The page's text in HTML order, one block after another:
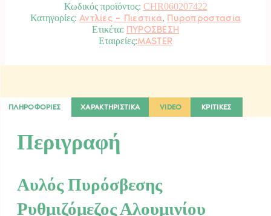
Κωδικός προϊόντος: CHR060207422
Κατηγορίες: Αντλίες – Πιεστικά, Πυροπροστασία
Ετικέτα: ΠΥΡΟΣΒΕΣΗ
MASTER
ΠΛΗΡΟΦΟΡΙΕΣ ΧΑΡΑΚΤΗΡΙΣΤΙΚΑ VIDEO ΚΡΙΤΙΚΕΣ
Περιγραφή
Αυλός Πυρόσβεσης
Ρυθμιζόμεζος Αλουμινίου